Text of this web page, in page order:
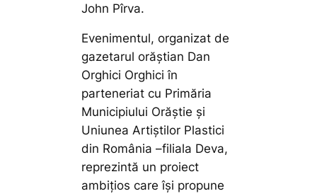
John Pîrva.
Evenimentul, organizat de
gazetarul orăștian Dan
Orghici Orghici în
parteneriat cu Primăria
Municipiului Orăștie și
Uniunea Artiștilor Plastici
din România –filiala Deva,
reprezintă un proiect
ambițios care îşi propune